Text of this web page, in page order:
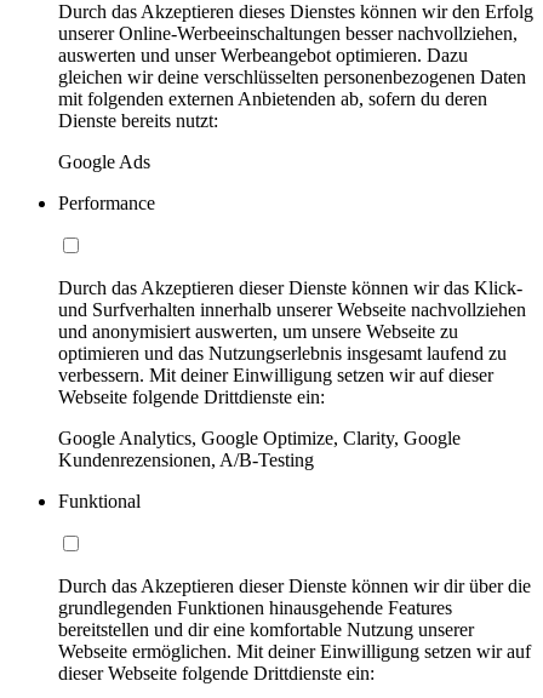
Durch das Akzeptieren dieses Dienstes können wir den Erfolg
unserer Online-Werbeeinschaltungen besser nachvollziehen,
auswerten und unser Werbeangebot optimieren. Dazu
gleichen wir deine verschlüsselten personenbezogenen Daten
mit folgenden externen Anbietenden ab, sofern du deren
Dienste bereits nutzt:
Google Ads
Performance
Durch das Akzeptieren dieser Dienste können wir das Klick-
und Surfverhalten innerhalb unserer Webseite nachvollziehen
und anonymisiert auswerten, um unsere Webseite zu
optimieren und das Nutzungserlebnis insgesamt laufend zu
verbessern. Mit deiner Einwilligung setzen wir auf dieser
Webseite folgende Drittdienste ein:
Google Analytics, Google Optimize, Clarity, Google
Kundenrezensionen, A/B-Testing
Funktional
Durch das Akzeptieren dieser Dienste können wir dir über die
grundlegenden Funktionen hinausgehende Features
bereitstellen und dir eine komfortable Nutzung unserer
Webseite ermöglichen. Mit deiner Einwilligung setzen wir auf
dieser Webseite folgende Drittdienste ein: